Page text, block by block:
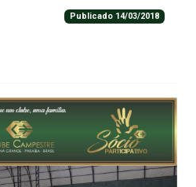
Publicado 14/03/2018